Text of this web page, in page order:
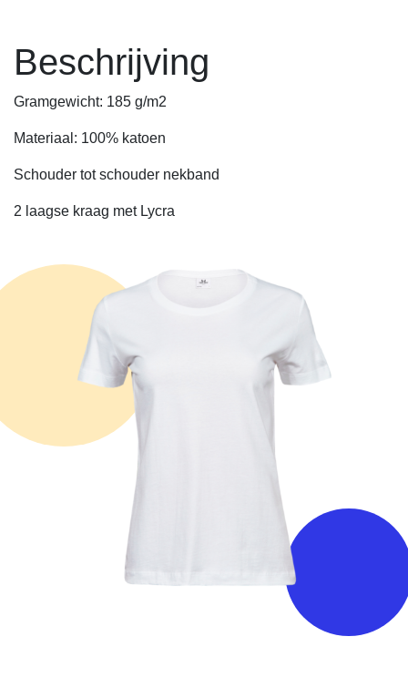
Beschrijving
Gramgewicht: 185 g/m2
Materiaal: 100% katoen
Schouder tot schouder nekband
2 laagse kraag met Lycra